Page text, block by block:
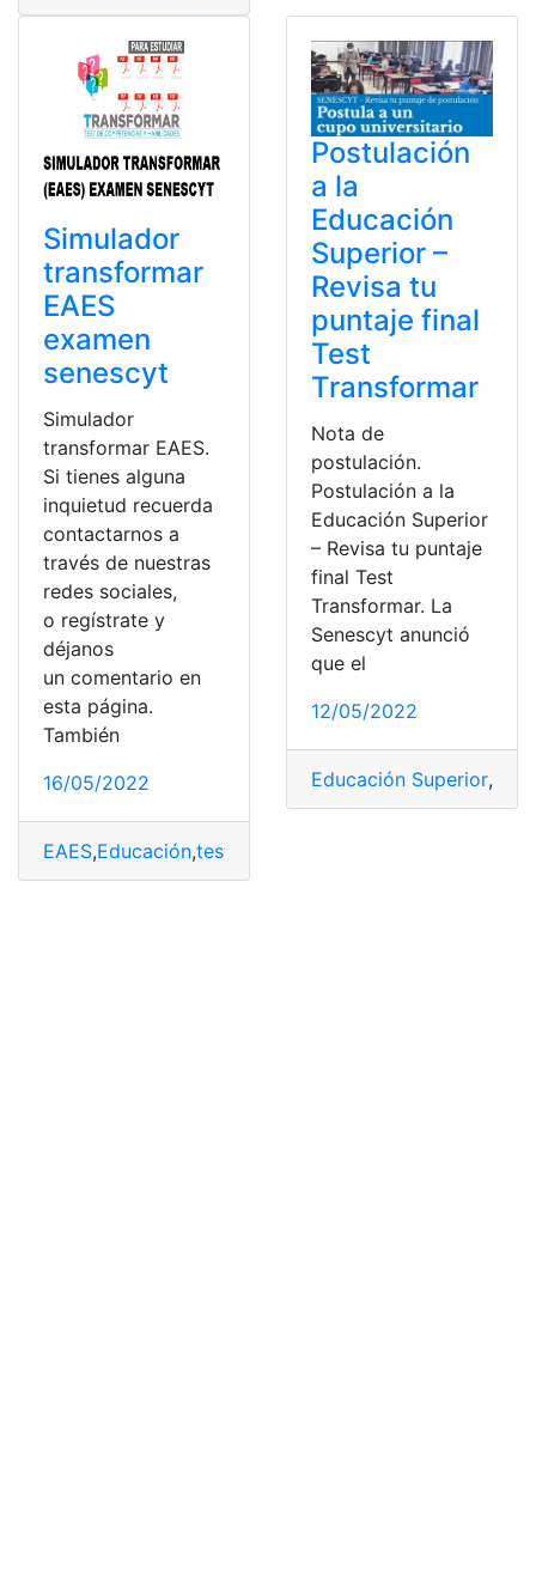
Simulador
transformar
EAES
examen
senescyt
Simulador
transformar EAES.
Si tienes alguna
inquietud recuerda
contactarnos a
través de nuestras
redes sociales,
o regístrate y
déjanos
un comentario en
esta página.
También
16/05/2022
EAES,Educación,test transformar
Postulación
a la
Educación
Superior –
Revisa tu
puntaje final
Test
Transformar
Nota de
postulación.
Postulación a la
Educación Superior
– Revisa tu puntaje
final Test
Transformar. La
Senescyt anunció
que el
12/05/2022
Educación Superior,